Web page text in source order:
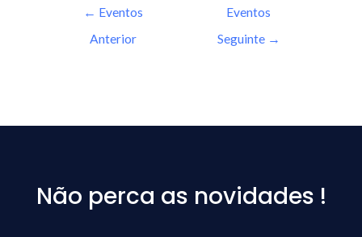
← Eventos
Anterior
Eventos
Seguinte →
Não perca as novidades !